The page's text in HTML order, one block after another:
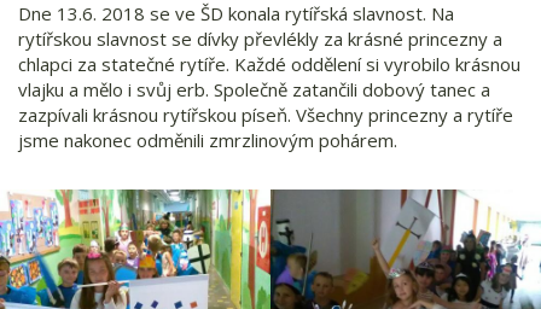
Dne 13.6. 2018 se ve ŠD konala rytířská slavnost. Na
rytířskou slavnost se dívky převlékly za krásné princezny a
chlapci za statečné rytíře. Každé oddělení si vyrobilo krásnou
vlajku a mělo i svůj erb. Společně zatančili dobový tanec a
zazpívali krásnou rytířskou píseň. Všechny princezny a rytíře
jsme nakonec odměnili zmrzlinovým pohárem.